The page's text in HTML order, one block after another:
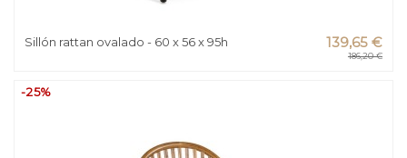
Sillón rattan ovalado - 60 x 56 x 95h 139,65 €
186,20 €
-25%